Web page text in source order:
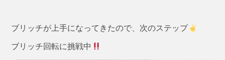
ブリッチが上手になってきたので、次のステップ
ブリッチ回転に挑戦中